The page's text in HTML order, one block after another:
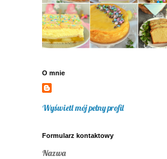
O mnie
Wyświetl mój pełny profil
Formularz kontaktowy
Nazwa